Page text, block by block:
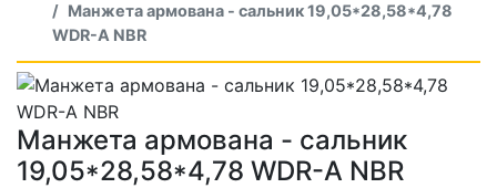
Манжета армована - сальник 19,05*28,58*4,78
WDR-A NBR
Манжета армована - сальник
19,05*28,58*4,78 WDR-A NBR